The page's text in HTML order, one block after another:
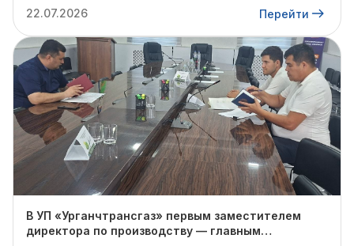
22.07.2026 Перейти
В УП «Урганчтрансгаз» первым заместителем
директора по производству — главным